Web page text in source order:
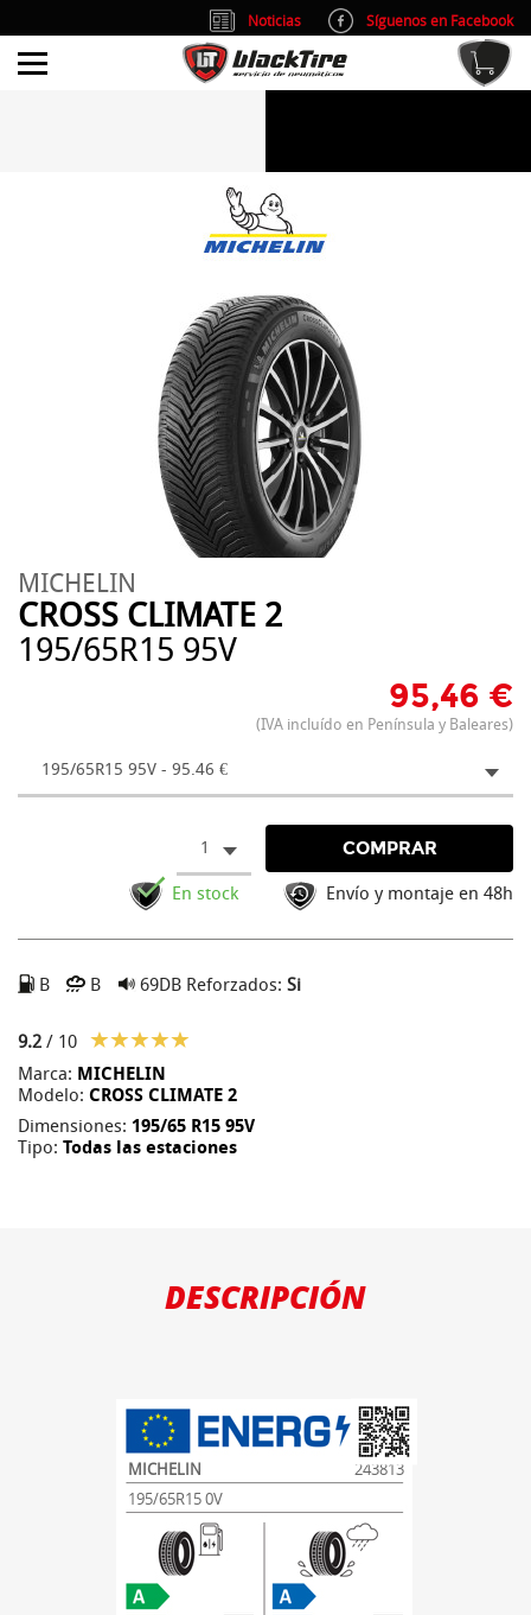
MICHELIN
CROSS CLIMATE 2
195/65R15 95V
95,46 €
(IVA incluído en Península y Baleares)
195/65R15 95V - 95.46 €
1 COMPRAR
En stock Envío y montaje en 48h
B B 69DB Reforzados: Si
9.2 / 10
Marca: MICHELIN
Modelo: CROSS CLIMATE 2
Dimensiones: 195/65 R15 95V
Tipo: Todas las estaciones
DESCRIPCIÓN
MICHELIN
243813
195/65R15 0V
Noticias
Síguenos en Facebook
info@blacktire.es
Atención al cliente: L/V 9:00-14:00 y 15:00-19:00